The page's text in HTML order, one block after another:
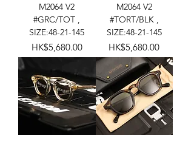
M2064 V2
#GRC/TOT ,
SIZE:48-21-145
價格
HK$5,680.00
M2064 V2
#TORT/BLK ,
SIZE:48-21-145
價格
HK$5,680.00